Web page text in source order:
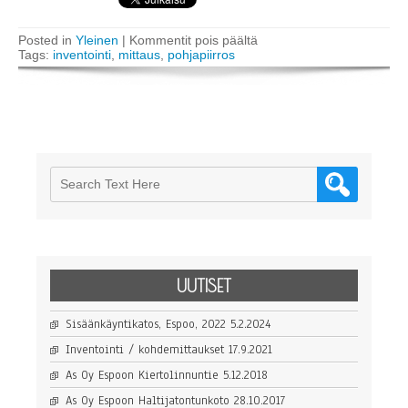
Posted in Yleinen | Kommentit pois päältä
/
Tags: inventointi mittaus pohjapiirros
UUTISET
Sisäänkäyntikatos, Espoo, 2022 5.2.2024
Inventointi / kohdemittaukset 17.9.2021
As Oy Espoon Kiertolinnuntie 5.12.2018
As Oy Espoon Haltijatontunkoto 28.10.2017